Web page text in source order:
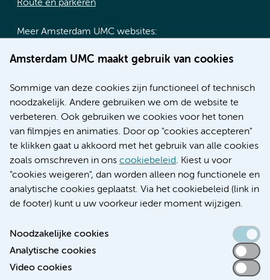
Amsterdam UMC maakt gebruik van cookies
Sommige van deze cookies zijn functioneel of technisch
noodzakelijk. Andere gebruiken we om de website te
verbeteren. Ook gebruiken we cookies voor het tonen
van filmpjes en animaties. Door op "cookies accepteren"
te klikken gaat u akkoord met het gebruik van alle cookies
zoals omschreven in ons cookiebeleid. Kiest u voor
"cookies weigeren", dan worden alleen nog functionele en
analytische cookies geplaatst. Via het cookiebeleid (link in
de footer) kunt u uw voorkeur ieder moment wijzigen.
Noodzakelijke cookies
Analytische cookies
Video cookies
Route en parkeren
Meer Amsterdam UMC websites:
Werken bij Amsterdam UMC
Nieuws
Research
Educatie locatie AMC
Educatie locatie VUmc
Verwijzen & diagnostiek
Toegankelijkheidsverklaring
Responsible disclosure